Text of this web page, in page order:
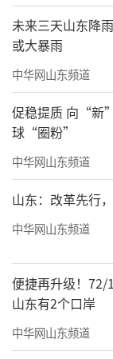
未来三天山东降
或大暴雨
中华网山东频道
促稳提质 向“新
球“圈粉”
中华网山东频道
山东：改革先行
中华网山东频道
便捷再升级！72/
山东有2个口岸
中华网山东频道